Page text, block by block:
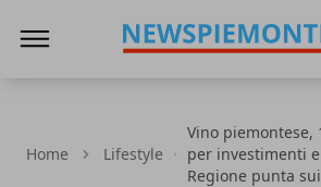
Home Lifestyle
Vino
per investimenti
Regione punta